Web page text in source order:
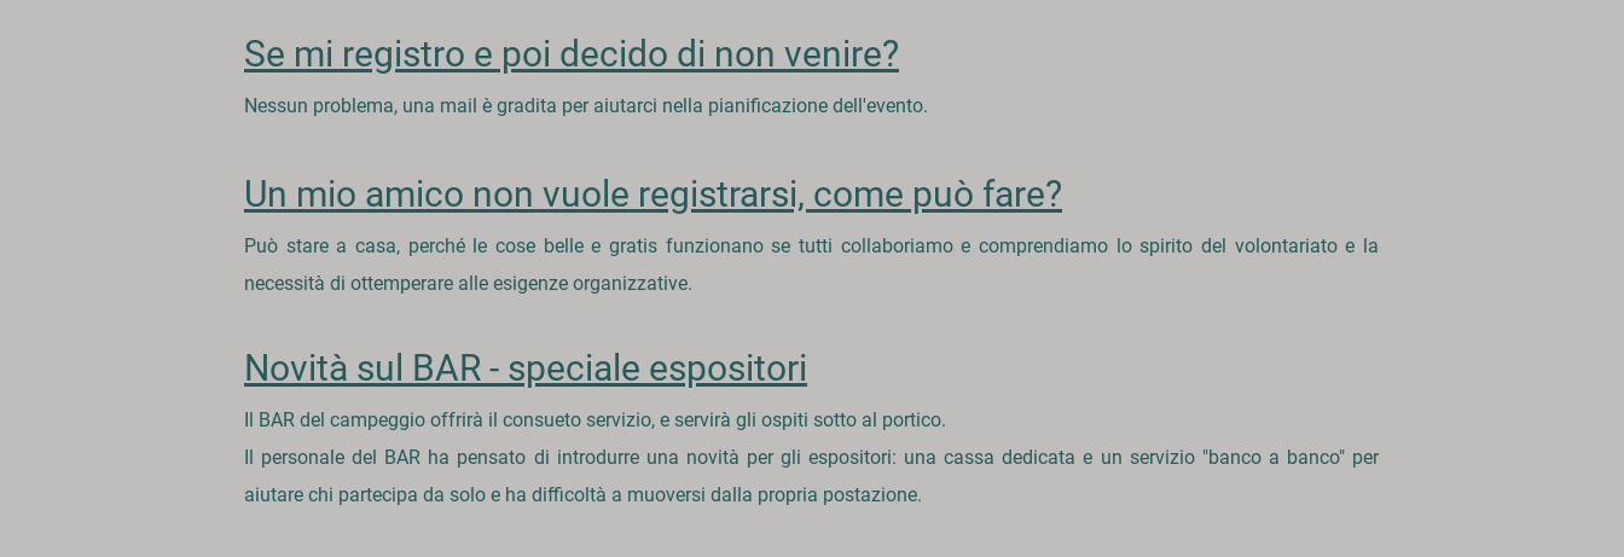
Se mi registro e poi decido di non venire?
Nessun problema, una mail è gradita per aiutarci nella pianificazione dell'evento.
Un mio amico non vuole registrarsi, come può fare?
Può stare a casa, perché le cose belle e gratis funzionano se tutti collaboriamo e comprendiamo lo spirito del volontariato e la
necessità di ottemperare alle esigenze organizzative.
Novità sul BAR - speciale espositori
Il BAR del campeggio offrirà il consueto servizio, e servirà gli ospiti sotto al portico.
Il personale del BAR ha pensato di introdurre una novità per gli espositori: una cassa dedicata e un servizio "banco a banco" per
aiutare chi partecipa da solo e ha difficoltà a muoversi dalla propria postazione.